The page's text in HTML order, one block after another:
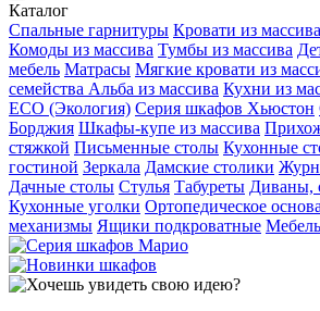
Каталог
Спальные гарнитуры Кровати из массива
Комоды из массива Тумбы из массива
мебель Матрасы Мягкие кровати из
семейства Альба из массива Кухни из
ECO (Экология) Серия шкафов Хьюстон
Борджия Шкафы-купе из массива
стяжкой Письменные столы Кухонные
гостиной Зеркала Дамские столики
Дачные столы Стулья Табуреты Диваны,
Кухонные уголки Ортопедическое
механизмы Ящики подкроватные